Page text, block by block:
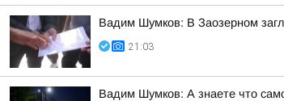
Вадим Шумков: В Заозерном
21:03
Вадим Шумков: А знаете что